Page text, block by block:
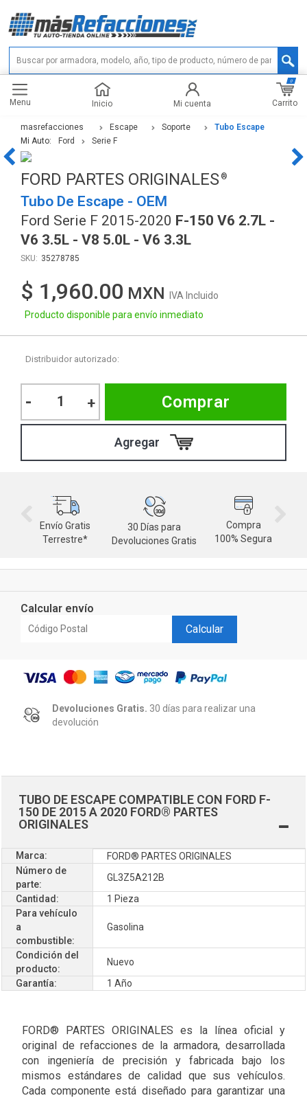
Menu Inicio Mi cuenta Carrito
0
masrefacciones Escape Soporte
Tubo Escape
Mi Auto:
Ford Serie F
FORD PARTES ORIGINALES
Tubo De Escape - OEM
Ford Serie F 2015-2020 F-150 V6 2.7L -
V6 3.5L - V8 5.0L - V6 3.3L
35278785
$ 1,960.00
IVA Incluido
Producto disponible para envío inmediato
Distribuidor autorizado:
- + Comprar
Envío Gratis
Terrestre*
30 Días para
Devoluciones Gratis
Compra
100% Segura
Calcular envío
Calcular
Devoluciones Gratis. 30 días para realizar una
devolución
TUBO DE ESCAPE COMPATIBLE CON FORD F-
150 DE 2015 A 2020 FORD® PARTES
ORIGINALES
Marca:
FORD® PARTES ORIGINALES
Número de
parte:
GL3Z5A212B
Cantidad:
1 Pieza
Para vehículo
a
combustible:
Gasolina
Condición del
producto:
Nuevo
Garantía:
1 Año
FORD® PARTES ORIGINALES es la línea oficial y
original de refacciones de la armadora, desarrollada
con ingeniería de precisión y fabricada bajo los
mismos estándares de calidad que sus vehículos.
Cada componente está diseñado para garantizar una